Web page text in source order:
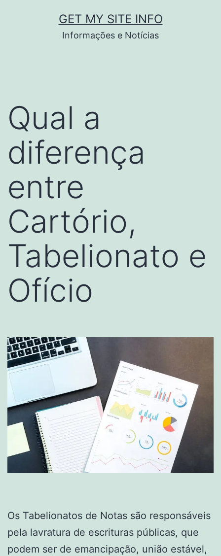
GET MY SITE INFO
Informações e Notícias
Qual a
diferença
entre
Cartório,
Tabelionato e
Ofício
Os Tabelionatos de Notas são responsáveis
pela lavratura de escrituras públicas, que
podem ser de emancipação, união estável,